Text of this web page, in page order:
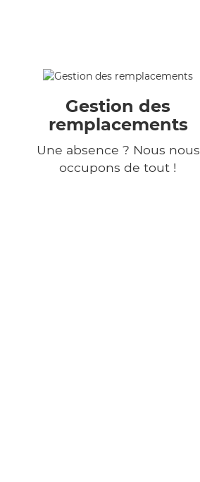
Gestion des
remplacements
Une absence ? Nous nous
occupons de tout !